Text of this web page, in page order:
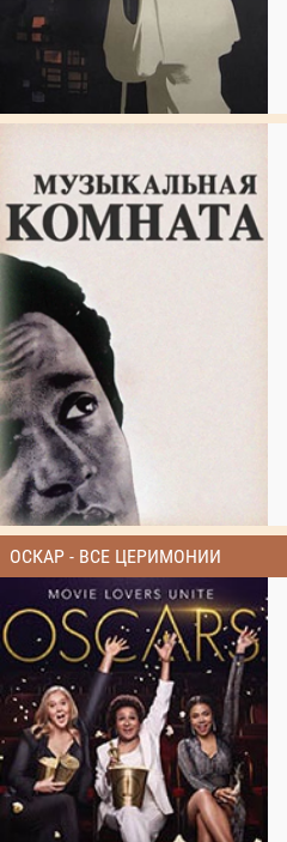
ОСКАР - ВСЕ ЦЕРИМОНИИ